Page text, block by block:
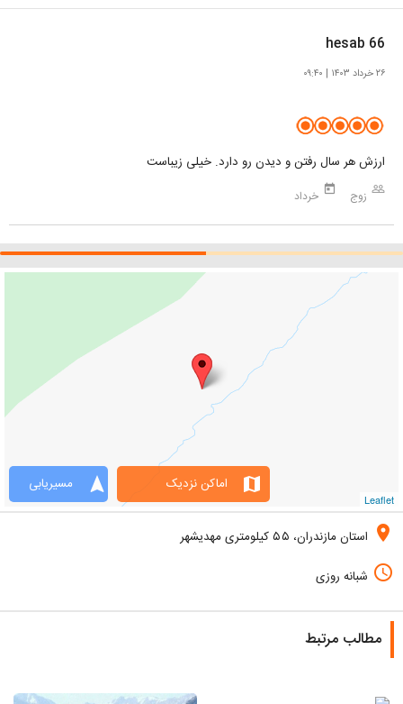
hesab 66
۲۶ خرداد ۱۴۰۳ | ۰۹:۴۰‌
ارزش هر سال رفتن و دیدن رو دارد. خیلی زیباست
people_outline زوج today خرداد
Leaflet
navigation مسیریابی map اماکن نزدیک
location_on استان مازندران، ۵۵ کیلومتری مهدیشهر
access_time شبانه روزی
مطالب مرتبط